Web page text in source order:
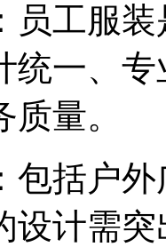
员工服
统一、
量。
包括户
设计需